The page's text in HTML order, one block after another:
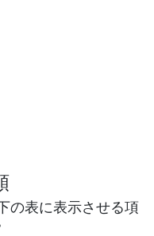
の表に表示させる項